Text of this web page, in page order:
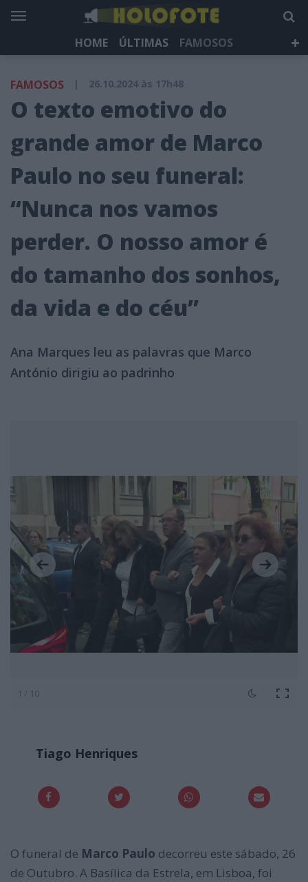
HOME ÚLTIMAS
FAMOSOS
HOLOFOTE TV
NEWSLETTER
FAMOSOS | 26.10.2024 às 17h48
O texto emotivo do
grande amor de Marco
Paulo no seu funeral:
“Nunca nos vamos
perder. O nosso amor é
do tamanho dos sonhos,
da vida e do céu”
Ana Marques leu as palavras que Marco
António dirigiu ao padrinho
1 / 10
Tiago Henriques
O funeral de Marco Paulo decorreu este sábado, 26
de Outubro. A Basílica da Estrela, em Lisboa, foi